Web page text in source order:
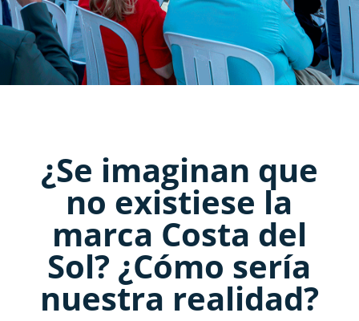
¿Se imaginan que
no existiese la
marca Costa del
Sol? ¿Cómo sería
nuestra realidad?